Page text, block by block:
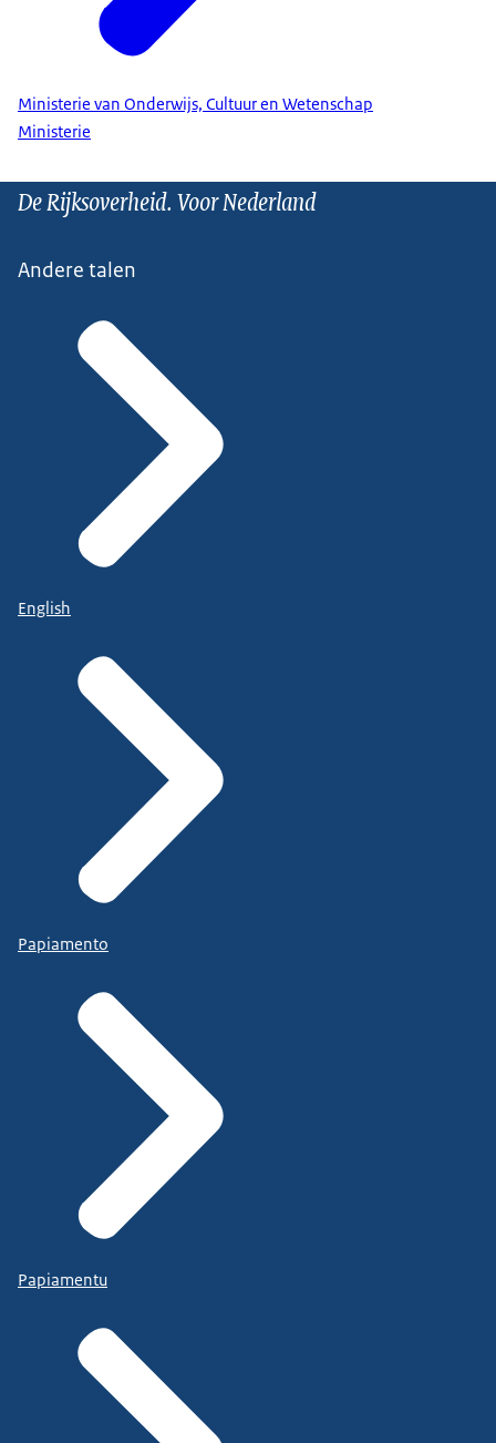
Ministerie van Onderwijs, Cultuur en Wetenschap
Ministerie
De Rijksoverheid. Voor Nederland
Andere talen
English
Papiamento
Papiamentu